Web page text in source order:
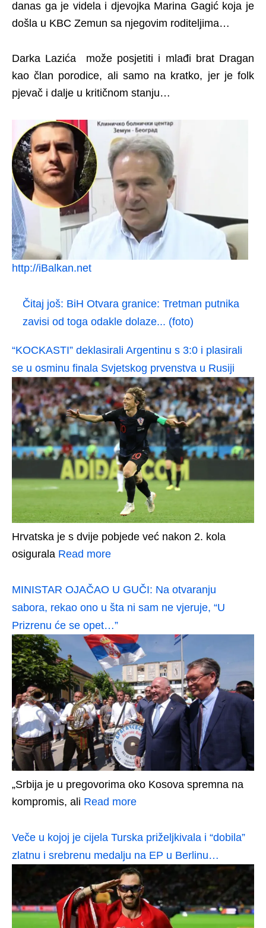
danas ga je videla i djevojka Marina Gagić koja je
došla u KBC Zemun sa njegovim roditeljima…
Darka Lazića može posjetiti i mlađi brat Dragan
kao član porodice, ali samo na kratko, jer je folk
pjevač i dalje u kritičnom stanju…
http://iBalkan.net
Čitaj još: BiH Otvara granice: Tretman putnika
zavisi od toga odakle dolaze... (foto)
“KOCKASTI” deklasirali Argentinu s 3:0 i plasirali
se u osminu finala Svjetskog prvenstva u Rusiji
Hrvatska je s dvije pobjede već nakon 2. kola
osigurala Read more
MINISTAR OJAČAO U GUČI: Na otvaranju
sabora, rekao ono u šta ni sam ne vjeruje, “U
Prizrenu će se opet…”
„Srbija je u pregovorima oko Kosova spremna na
kompromis, ali Read more
Veče u kojoj je cijela Turska priželjkivala i “dobila”
zlatnu i srebrenu medalju na EP u Berlinu…